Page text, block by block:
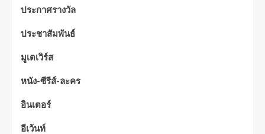
ประกาศรางวัล
ประชาสัมพันธ์
มูเตเวิร์ส
หนัง-ซีรีส์-ละคร
อินเตอร์
อีเว้นท์